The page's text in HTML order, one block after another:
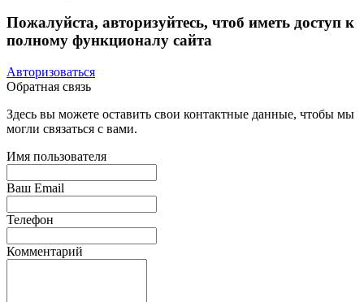
Пожалуйста, авторизуйтесь, чтоб иметь доступ к
полному функционалу сайта
Авторизоваться
Обратная связь
Здесь вы можете оставить свои контактные данные, чтобы мы
могли связаться с вами.
Имя пользователя
Ваш Email
Телефон
Комментарий